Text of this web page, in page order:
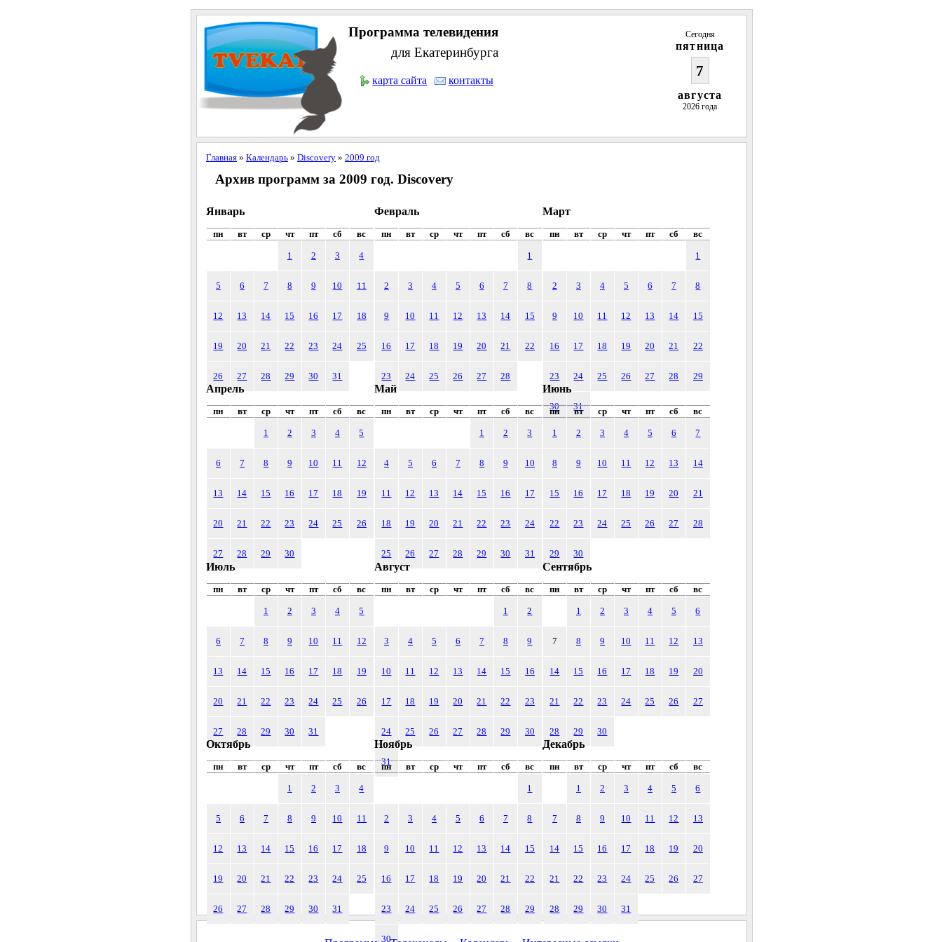
Программа телевидения
для Екатеринбурга
карта сайта контакты
Сегодня
пятница
7
августа
2026 года
Главная» Календарь» Discovery» 2009 год
Архив программ за 2009 год. Discovery
Январь
пн вт ср чт пт сб вс
1 2 3 4
5 6 7 8 9 10 11
12 13 14 15 16 17 18
19 20 21 22 23 24 25
26 27 28 29 30 31
Февраль
пн вт ср чт пт сб вс
1
2 3 4 5 6 7 8
9 10 11 12 13 14 15
16 17 18 19 20 21 22
23 24 25 26 27 28
Март
пн вт ср чт пт сб вс
1
2 3 4 5 6 7 8
9 10 11 12 13 14 15
16 17 18 19 20 21 22
23 24 25 26 27 28 29
30 31
Апрель
пн вт ср чт пт сб вс
1 2 3 4 5
6 7 8 9 10 11 12
13 14 15 16 17 18 19
20 21 22 23 24 25 26
27 28 29 30
Май
пн вт ср чт пт сб вс
1 2 3
4 5 6 7 8 9 10
11 12 13 14 15 16 17
18 19 20 21 22 23 24
25 26 27 28 29 30 31
Июнь
пн вт ср чт пт сб вс
1 2 3 4 5 6 7
8 9 10 11 12 13 14
15 16 17 18 19 20 21
22 23 24 25 26 27 28
29 30
Июль
пн вт ср чт пт сб вс
1 2 3 4 5
6 7 8 9 10 11 12
13 14 15 16 17 18 19
20 21 22 23 24 25 26
27 28 29 30 31
Август
пн вт ср чт пт сб вс
1 2
3 4 5 6 7 8 9
10 11 12 13 14 15 16
17 18 19 20 21 22 23
24 25 26 27 28 29 30
31
Сентябрь
пн вт ср чт пт сб вс
1 2 3 4 5 6
7 8 9 10 11 12 13
14 15 16 17 18 19 20
21 22 23 24 25 26 27
28 29 30
Октябрь
пн вт ср чт пт сб вс
1 2 3 4
5 6 7 8 9 10 11
12 13 14 15 16 17 18
19 20 21 22 23 24 25
26 27 28 29 30 31
Ноябрь
пн вт ср чт пт сб вс
1
2 3 4 5 6 7 8
9 10 11 12 13 14 15
16 17 18 19 20 21 22
23 24 25 26 27 28 29
30
Декабрь
пн вт ср чт пт сб вс
1 2 3 4 5 6
7 8 9 10 11 12 13
14 15 16 17 18 19 20
21 22 23 24 25 26 27
28 29 30 31